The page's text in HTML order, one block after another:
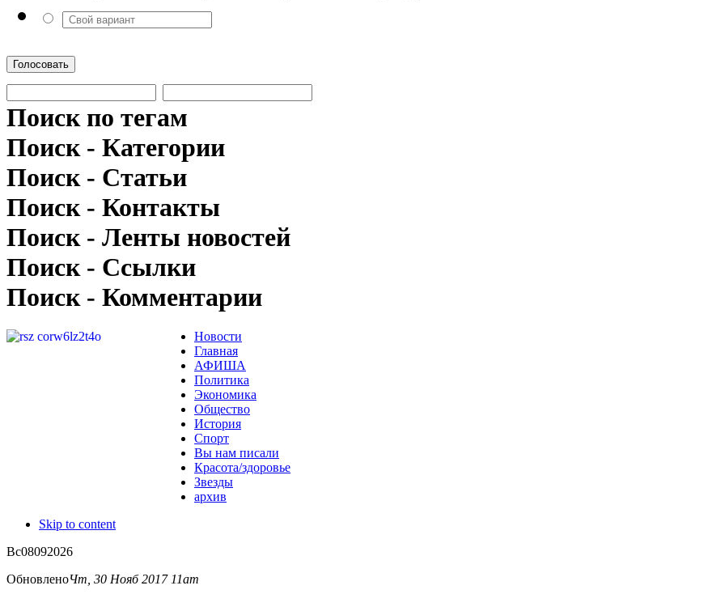
Голосовать
Поиск по тегам
Поиск - Категории
Поиск - Статьи
Поиск - Контакты
Поиск - Ленты новостей
Поиск - Ссылки
Поиск - Комментарии
Новости
Главная
АФИША
Политика
Экономика
Общество
История
Спорт
Вы нам писали
Красота/здоровье
Звезды
архив
Skip to content
Вс08092026
ОбновленоЧт, 30 Нояб 2017 11am